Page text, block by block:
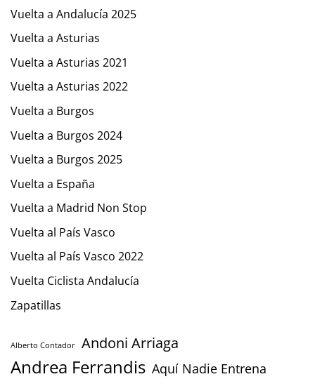
Vuelta a Andalucía 2025
Vuelta a Asturias
Vuelta a Asturias 2021
Vuelta a Asturias 2022
Vuelta a Burgos
Vuelta a Burgos 2024
Vuelta a Burgos 2025
Vuelta a España
Vuelta a Madrid Non Stop
Vuelta al País Vasco
Vuelta al País Vasco 2022
Vuelta Ciclista Andalucía
Zapatillas
Alberto Contador Andoni Arriaga
Andrea Ferrandis Aquí Nadie Entrena